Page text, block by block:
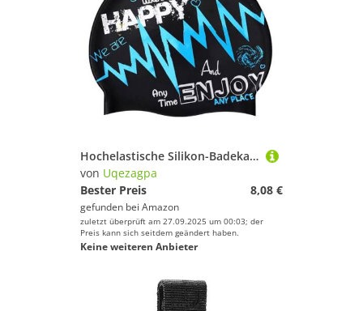
Hochelastische Silikon-Badekappen für Erwachsene, langes oder kurzes Haar, ergonomisches Design, wasserdichte Badekappe, Schwimmkappe, Schwimmkappe, Schwimmmütze
von Uqezagpa
Bester Preis
8,08 €
gefunden bei Amazon
zuletzt überprüft am 27.09.2025 um 00:03; der
Preis kann sich seitdem geändert haben.
Keine weiteren Anbieter